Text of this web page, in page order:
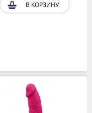
В КОРЗИНУ